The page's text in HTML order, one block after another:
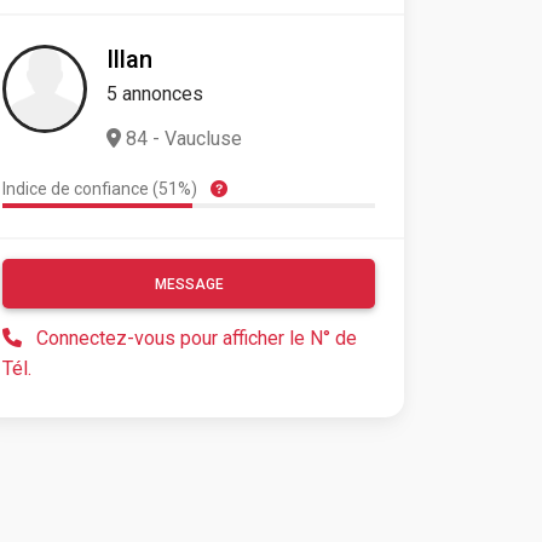
Illan
5 annonces
84 - Vaucluse
Indice de confiance (51%)
MESSAGE
Connectez-vous pour afficher le N° de
Tél.